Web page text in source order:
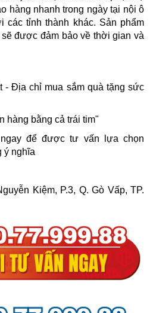
hàng nhanh trong ngày tại nội ô
các tỉnh thành khác. Sản phẩm
được đảm bảo về thời gian và
- Địa chỉ mua sắm quà tặng sức
hàng bằng cả trái tim"
để được tư vấn lựa chọn
ý nghĩa
Kiệm, P.3, Q. Gò Vấp, TP.